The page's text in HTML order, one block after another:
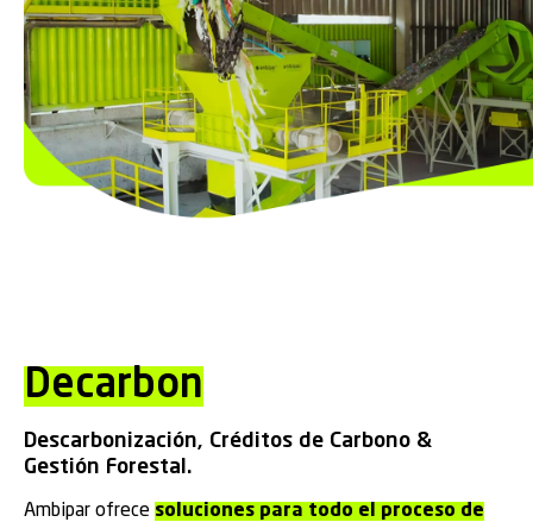
Decarbon
Descarbonización, Créditos de Carbono &
Gestión Forestal.
Ambipar ofrece soluciones para todo el proceso de